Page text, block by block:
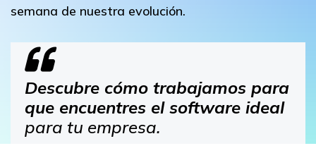
semana de nuestra evolución.
Descubre cómo trabajamos para
que encuentres el software ideal
para tu empresa.